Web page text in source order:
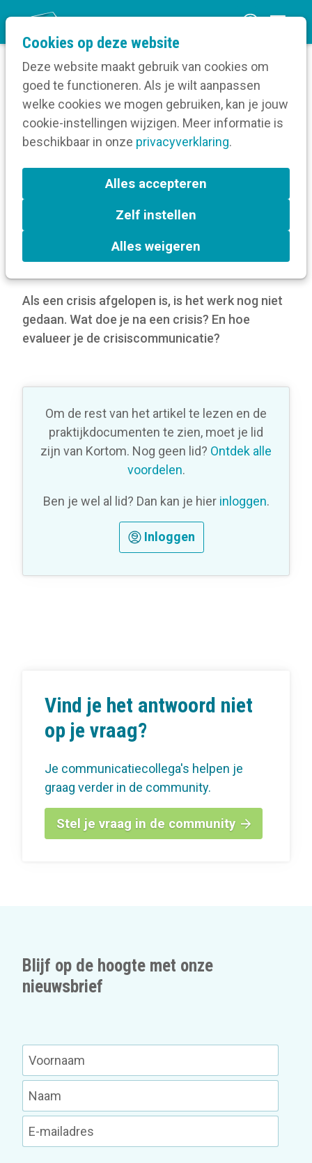
Cookies op deze website
Deze website maakt gebruik van cookies om
goed te functioneren. Als je wilt aanpassen
welke cookies we mogen gebruiken, kan je jouw
cookie-instellingen wijzigen. Meer informatie is
beschikbaar in onze privacyverklaring.
Alles accepteren
Zelf instellen
Alles weigeren
n
m
Home
Verruim je kennis
Crisiscommunicatie
Communiceren tijdens een crisis
Wat moet je doen na een
crisis?
24 mei 2022 door Kortom
Als een crisis afgelopen is, is het werk nog niet
gedaan. Wat doe je na een crisis? En hoe
evalueer je de crisiscommunicatie?
Om de rest van het artikel te lezen en de
praktijkdocumenten te zien, moet je lid
zijn van Kortom. Nog geen lid? Ontdek alle
voordelen.
Ben je wel al lid? Dan kan je hier inloggen.
Inloggen
Vind je het antwoord niet
op je vraag?
Je communicatiecollega's helpen je
graag verder in de community.
Stel je vraag in de community
Blijf op de hoogte met onze
nieuwsbrief